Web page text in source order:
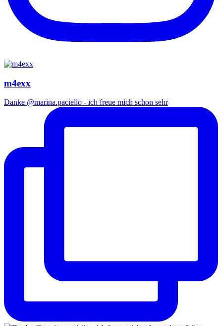
m4exx
Danke @marina.paciello - ich freue mich schon sehr